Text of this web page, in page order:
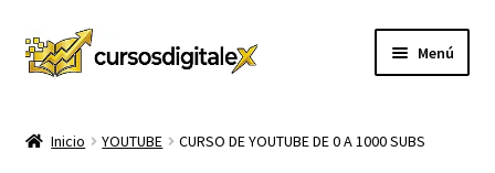
Ir
a
Ir
al
Menú
Inicio YOUTUBE CURSO DE YOUTUBE DE 0 A 1000 SUBS